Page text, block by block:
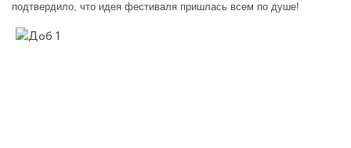
подтвердило, что идея фестиваля пришлась всем по душе!